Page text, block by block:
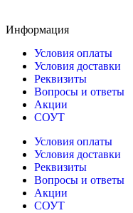
Информация
Условия оплаты
Условия доставки
Реквизиты
Вопросы и ответы
Акции
СОУТ
Условия оплаты
Условия доставки
Реквизиты
Вопросы и ответы
Акции
СОУТ